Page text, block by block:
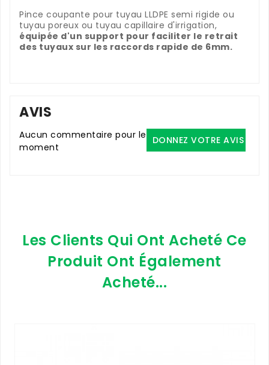
Pince coupante pour tuyau LLDPE semi rigide ou
tuyau poreux ou tuyau capillaire d'irrigation,
équipée d'un support pour faciliter le retrait
des tuyaux sur les raccords rapide de 6mm.
AVIS
DONNEZ VOTRE AVIS
Aucun commentaire pour le
moment
Les Clients Qui Ont Acheté Ce
Produit Ont Également
Acheté...